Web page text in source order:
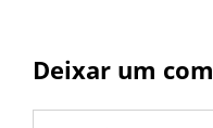
Deixar um